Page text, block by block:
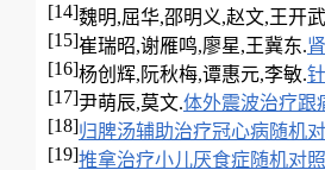
[14]魏明,屈华,邵明义,赵文,王开
[15]崔瑞昭,谢雁鸣,廖星,王冀东.
[16]杨创辉,阮秋梅,谭惠元,李敏.
[17]尹萌辰,莫文.体外震波治疗跟
[18]归脾汤辅助治疗冠心病随机
[19]推拿治疗小儿厌食症随机对